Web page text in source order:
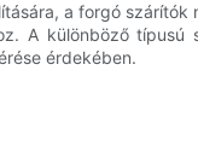
a forgó
A különböző típusú
érdekében.